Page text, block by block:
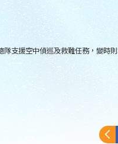
支援空中偵巡及救難任務，變時